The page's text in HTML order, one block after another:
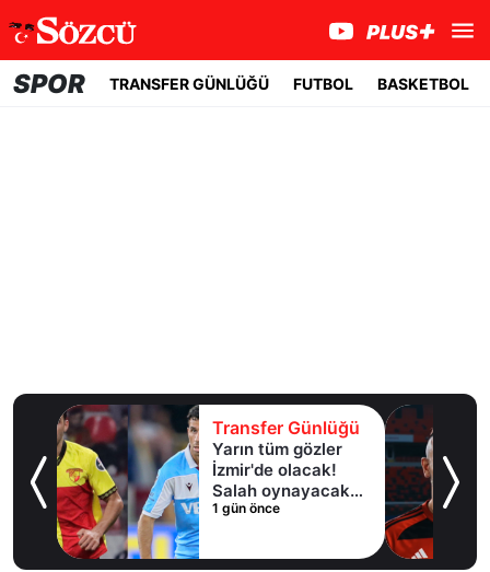
SPOR TRANSFER GÜNLÜĞÜ FUTBOL BASKETBOL
Transfer Günlüğü
Yarın tüm gözler
İzmir'de olacak!
Salah oynayacak
mı?
1 gün önce